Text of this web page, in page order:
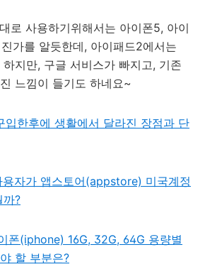
로 사용하기위해서는 아이폰5, 아이
가를 알듯한데, 아이패드2에서는
지만, 구글 서비스가 빠지고, 기존
느낌이 들기도 하네요~
입한후에 생활에서 달라진 장점과 단
자가 앱스토어(appstore) 미국계정
까?
폰(iphone) 16G, 32G, 64G 용량별
할 부분은?